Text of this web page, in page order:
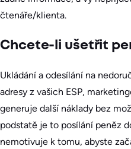
čtenáře/klienta.
Chcete-li ušetřit
Ukládání a odesílání na
adresy z vašich ESP,
generuje další náklady bez
podstatě je to posílání peněz
nemotivuje k tomu, abyste